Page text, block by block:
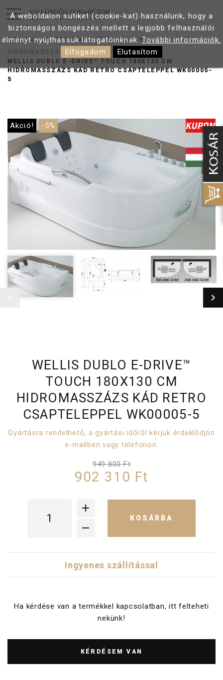
FŐOLDAL TERMÉKEK
KÁDAK
HIDROMASSZÁZS KÁDAK
WELLIS DUBLO E-DRIVE™ TOUCH 180X130 CM
HIDROMASSZÁZS KÁD RETRO CSAPTELEPPEL WK00005-
5
Akció! -5%
WELLIS DUBLO E-DRIVE™
TOUCH 180X130 CM
HIDROMASSZÁZS KÁD RETRO
CSAPTELEPPEL WK00005-5
Gyártásra rendelhető, a gyártási időről kérjük érdeklődjön
e-mailben vagy telefonon.
949 800 Ft
902 310 Ft
KOSÁRBA
Ingyenes szállítással
Ha kérdése van a termékkel kapcsolatban, itt felteheti
nekünk!
KÉRDÉSEM VAN
A weboldalon sütiket (cookie-kat) használunk, hogy a
biztonságos böngészés mellett a legjobb felhasználói
élményt nyújthassuk látogatóinknak.További információk.
Elfogadom
Elutasítom